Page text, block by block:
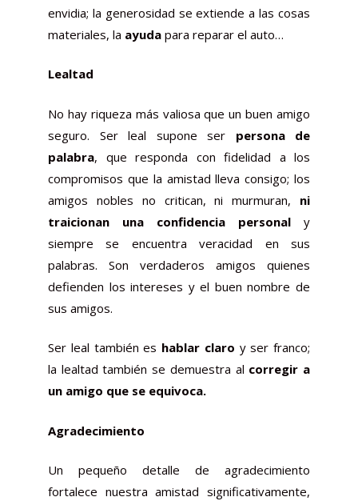
envidia; la generosidad se extiende a las cosas
materiales, la ayuda para reparar el auto…
Lealtad
No hay riqueza más valiosa que un buen amigo
seguro. Ser leal supone ser persona de
palabra, que responda con fidelidad a los
compromisos que la amistad lleva consigo; los
amigos nobles no critican, ni murmuran, ni
traicionan una confidencia personal y
siempre se encuentra veracidad en sus
palabras. Son verdaderos amigos quienes
defienden los intereses y el buen nombre de
sus amigos.
Ser leal también es hablar claro y ser franco;
la lealtad también se demuestra al corregir a
un amigo que se equivoca.
Agradecimiento
Un pequeño detalle de agradecimiento
fortalece nuestra amistad significativamente,